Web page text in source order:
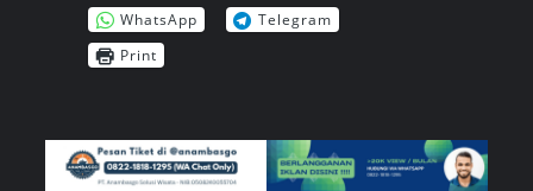
WhatsApp
Telegram
Print